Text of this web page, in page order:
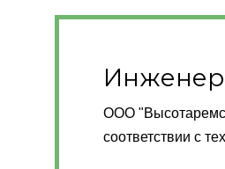
ООО
соответствии с